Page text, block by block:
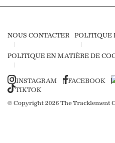
NOUS CONTACTER POLITIQUE
POLITIQUE EN MATIÈRE DE
INSTAGRAM FACEBOOK
TIKTOK
© Copyright 2026 The Tracklement